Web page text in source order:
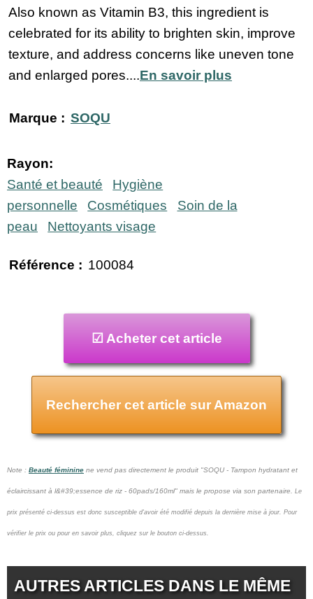
Also known as Vitamin B3, this ingredient is
celebrated for its ability to brighten skin, improve
texture, and address concerns like uneven tone
and enlarged pores....En savoir plus
Marque : SOQU
Rayon:
Santé et beauté
Hygiène
personnelle
Cosmétiques
Soin de la
peau
Nettoyants visage
Référence : 100084
☑ Acheter cet article
Rechercher cet article sur Amazon
Note : Beauté féminine ne vend pas directement le produit "SOQU - Tampon hydratant et
éclaircissant à l&#39;essence de riz - 60pads/160ml" mais le propose via son partenaire. Le
prix présenté ci-dessus est donc susceptible d'avoir été modifié depuis la dernière mise à jour. Pour
vérifier le prix ou pour en savoir plus, cliquez sur le bouton ci-dessus.
AUTRES ARTICLES DANS LE MÊME